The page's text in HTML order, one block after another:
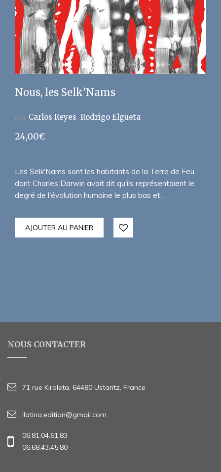
Nous, les Selk’Nams
par Carlos Reyes Rodrigo Elgueta
24,00€
Les Selk'Nams sont les habitants de la Terre de Feu
dont Charles Darwin avait dit qu'ils représentaient le
degré de l'évolution humaine le plus bas et…
AJOUTER AU PANIER
NOUS CONTACTER
71 rue Kiroleta, 64480 Ustaritz, France
ilatina.edition@gmail.com
06.81.04.61.83
06.68.43.45.80